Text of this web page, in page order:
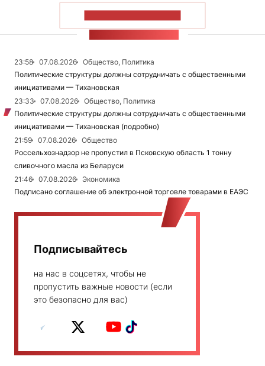
23:58 07.08.2026
Общество, Политика
Политические структуры должны сотрудничать с общественными
инициативами — Тихановская
23:33
07.08.2026
Общество, Политика
Политические структуры должны сотрудничать с общественными
инициативами — Тихановская (подробно)
21:59
07.08.2026
Общество
Россельхознадзор не пропустил в Псковскую область 1 тонну
сливочного масла из Беларуси
21:46
07.08.2026
Экономика
Подписано соглашение об электронной торговле товарами в ЕАЭС
Подписывайтесь
на нас в соцсетях, чтобы не
пропустить важные новости (если
это безопасно для вас)